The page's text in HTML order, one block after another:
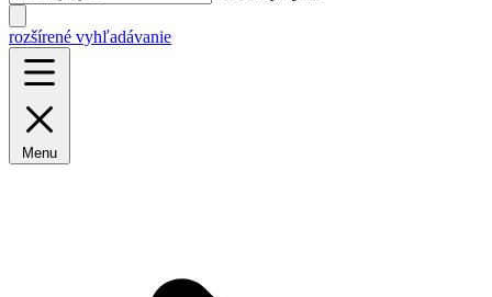
rozšírené vyhľadávanie
Menu